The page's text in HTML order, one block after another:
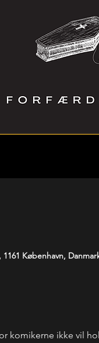
København,
komikerne ikke vil